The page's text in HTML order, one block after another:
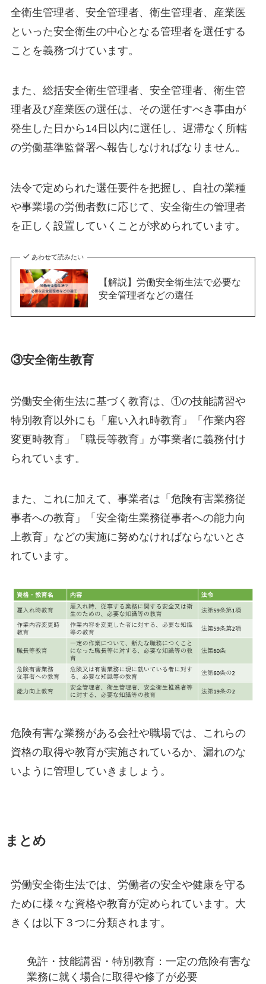
全衛生管理者、安全管理者、衛生管理者、産業医
といった安全衛生の中心となる管理者を選任する
ことを義務づけています。
また、総括安全衛生管理者、安全管理者、衛生管
理者及び産業医の選任は、その選任すべき事由が
発生した日から14日以内に選任し、遅滞なく所轄
の労働基準監督署へ報告しなければなりません。
法令で定められた選任要件を把握し、自社の業種
や事業場の労働者数に応じて、安全衛生の管理者
を正しく設置していくことが求められています。
あわせて読みたい
【解説】労働安全衛生法で必要な
安全管理者などの選任
③安全衛生教育
労働安全衛生法に基づく教育は、①の技能講習や
特別教育以外にも「雇い入れ時教育」「作業内容
変更時教育」「職長等教育」が事業者に義務付け
られています。
また、これに加えて、事業者は「危険有害業務従
事者への教育」「安全衛生業務従事者への能力向
上教育」などの実施に努めなければならないとさ
れています。
危険有害な業務がある会社や職場では、これらの
資格の取得や教育が実施されているか、漏れのな
いように管理していきましょう。
まとめ
労働安全衛生法では、労働者の安全や健康を守る
ために様々な資格や教育が定められています。大
きくは以下３つに分類されます。
免許・技能講習・特別教育：一定の危険有害な
業務に就く場合に取得や修了が必要